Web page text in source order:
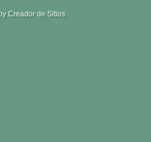
Creador de Sitios